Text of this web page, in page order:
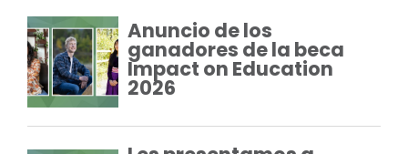
Anuncio de los
ganadores de la beca
Impact on Education
2026